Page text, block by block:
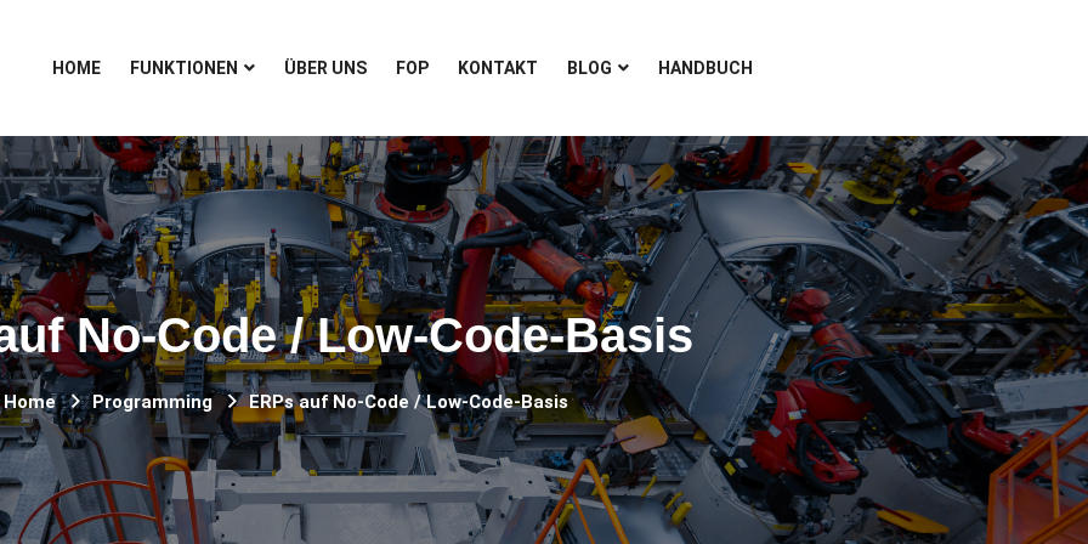
HOME FUNKTIONEN ÜBER UNS FOP KONTAKT BLOG HANDBUCH
No-Code / Low-Code-Basis
Home Programming ERPs auf No-Code / Low-Code-Basis